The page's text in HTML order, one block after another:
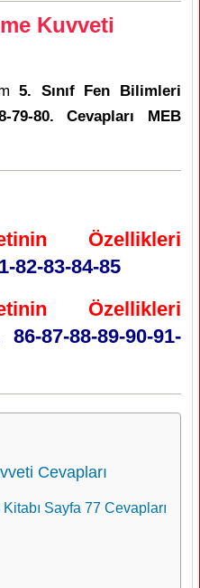
Kuvveti
5. Sınıf Fen Bilimleri
79-80. Cevapları MEB
Özellikleri
82-83-84-85
Özellikleri
87-88-89-90-91-
Cevapları
Sayfa 77 Cevapları